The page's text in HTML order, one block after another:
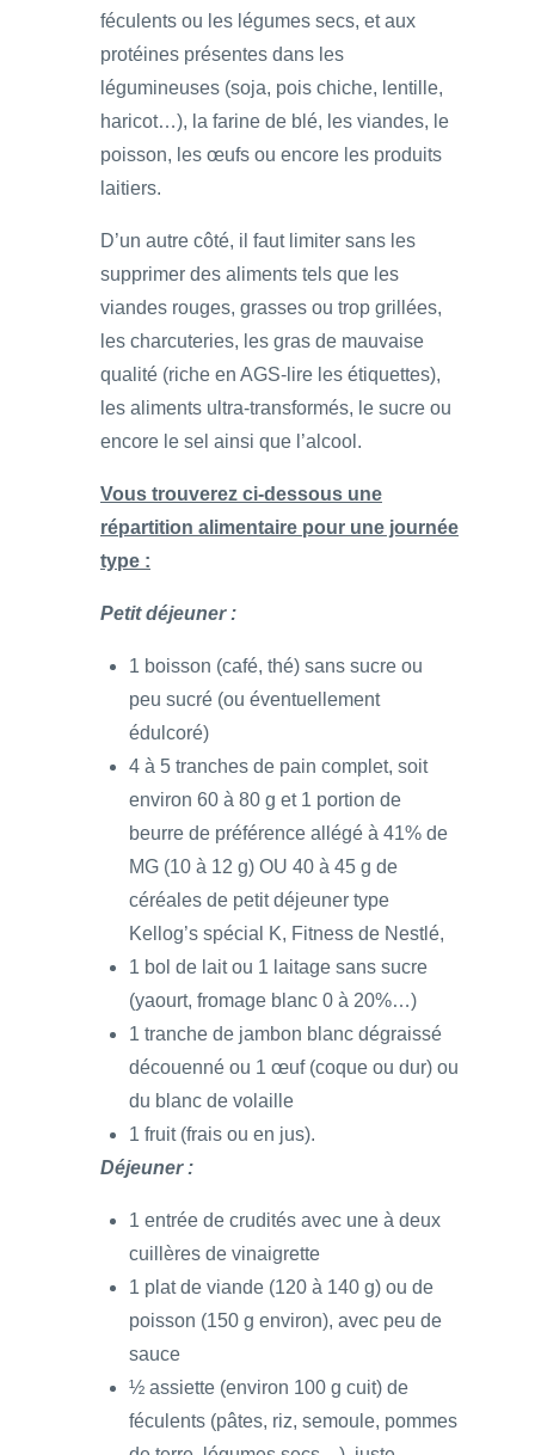
féculents ou les légumes secs, et aux
protéines présentes dans les
légumineuses (soja, pois chiche, lentille,
haricot…), la farine de blé, les viandes, le
poisson, les œufs ou encore les produits
laitiers.
D’un autre côté, il faut limiter sans les
supprimer des aliments tels que les
viandes rouges, grasses ou trop grillées,
les charcuteries, les gras de mauvaise
qualité (riche en AGS-lire les étiquettes),
les aliments ultra-transformés, le sucre ou
encore le sel ainsi que l’alcool.
Vous trouverez ci-dessous une
répartition alimentaire pour une journée
type :
Petit déjeuner :
1 boisson (café, thé) sans sucre ou
peu sucré (ou éventuellement
édulcoré)
4 à 5 tranches de pain complet, soit
environ 60 à 80 g et 1 portion de
beurre de préférence allégé à 41% de
MG (10 à 12 g) OU 40 à 45 g de
céréales de petit déjeuner type
Kellog’s spécial K, Fitness de Nestlé,
1 bol de lait ou 1 laitage sans sucre
(yaourt, fromage blanc 0 à 20%…)
1 tranche de jambon blanc dégraissé
découenné ou 1 œuf (coque ou dur) ou
du blanc de volaille
1 fruit (frais ou en jus).
Déjeuner :
1 entrée de crudités avec une à deux
cuillères de vinaigrette
1 plat de viande (120 à 140 g) ou de
poisson (150 g environ), avec peu de
sauce
½ assiette (environ 100 g cuit) de
féculents (pâtes, riz, semoule, pommes